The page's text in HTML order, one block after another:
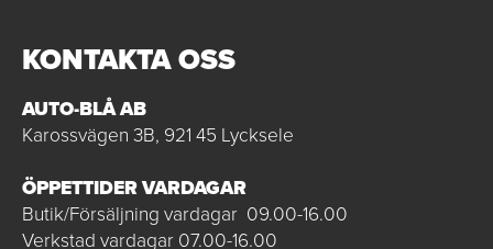
KONTAKTA OSS
AUTO-BLÅ AB
Karossvägen 3B, 921 45 Lycksele
ÖPPETTIDER VARDAGAR
Butik/Försäljning vardagar 09.00-16.00
Verkstad vardagar 07.00-16.00